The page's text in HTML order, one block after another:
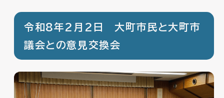
令和8年2月2日 大町市民と大町市
議会との意見交換会